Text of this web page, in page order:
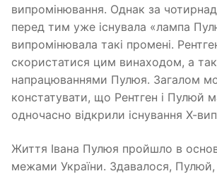
випромінювання. Однак за
перед тим уже існувала «лампа
випромінювала такі промені.
скористатися цим винаходом, а
напрацюваннями Пулюя. Загалом
констатувати, що Рентген і Пулюй
одночасно відкрили існування Х-
Життя Івана Пулюя пройшло в
межами України. Здавалося,